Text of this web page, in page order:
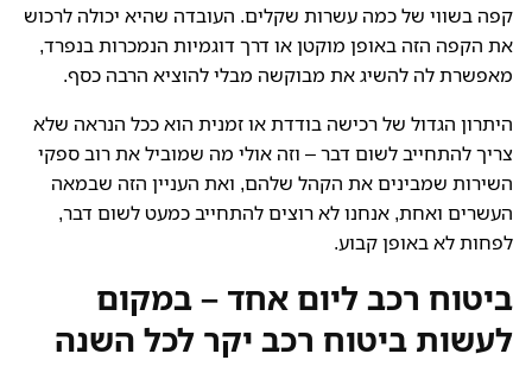
קפה בשווי של כמה עשרות שקלים. העובדה שהיא יכולה לרכוש
את הקפה הזה באופן מוקטן או דרך דוגמיות הנמכרות בנפרד,
מאפשרת לה להשיג את מבוקשה מבלי להוציא הרבה כסף.
היתרון הגדול של רכישה בודדת או זמנית הוא ככל הנראה שלא
צריך להתחייב לשום דבר – וזה אולי מה שמוביל את רוב ספקי
השירות שמבינים את הקהל שלהם, ואת העניין הזה שבמאה
העשרים ואחת, אנחנו לא רוצים להתחייב כמעט לשום דבר,
לפחות לא באופן קבוע.
ביטוח רכב ליום אחד – במקום
לעשות ביטוח רכב יקר לכל השנה